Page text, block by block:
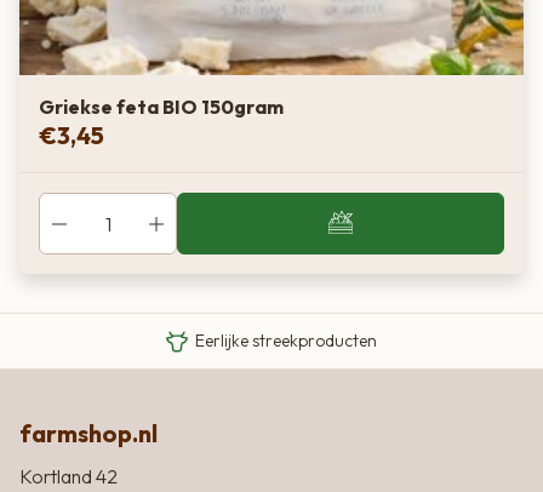
Griekse feta BIO 150gram
€3,45
Eigen Limousin runderen
Eerlijke streekproducten
farmshop.nl
Kortland 42